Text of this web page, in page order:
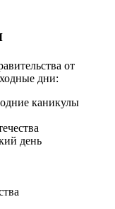
от
дни:
каникулы
день